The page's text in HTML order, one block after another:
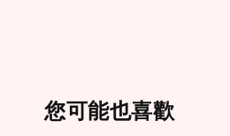
您可能也喜歡